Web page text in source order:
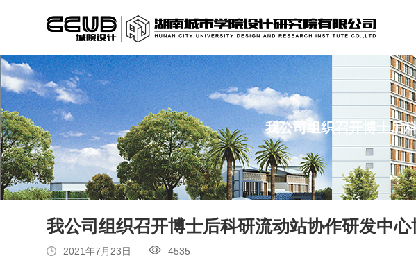
我公司组织召开博士后
我公司组织召开博士后科研流动站协作研发中
2021年7月23日 4535